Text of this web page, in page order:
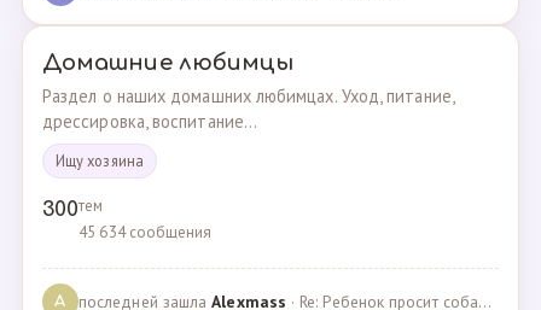
Домашние любимцы
Раздел о наших домашних любимцах. Уход, питание,
дрессировка, воспитание...
Ищу хозяина
300тем
45 634 сообщения
A последней зашлаAlexmass · Re: Ребенок просит собаку, посоветуйте какую породу… · 30.03.2025